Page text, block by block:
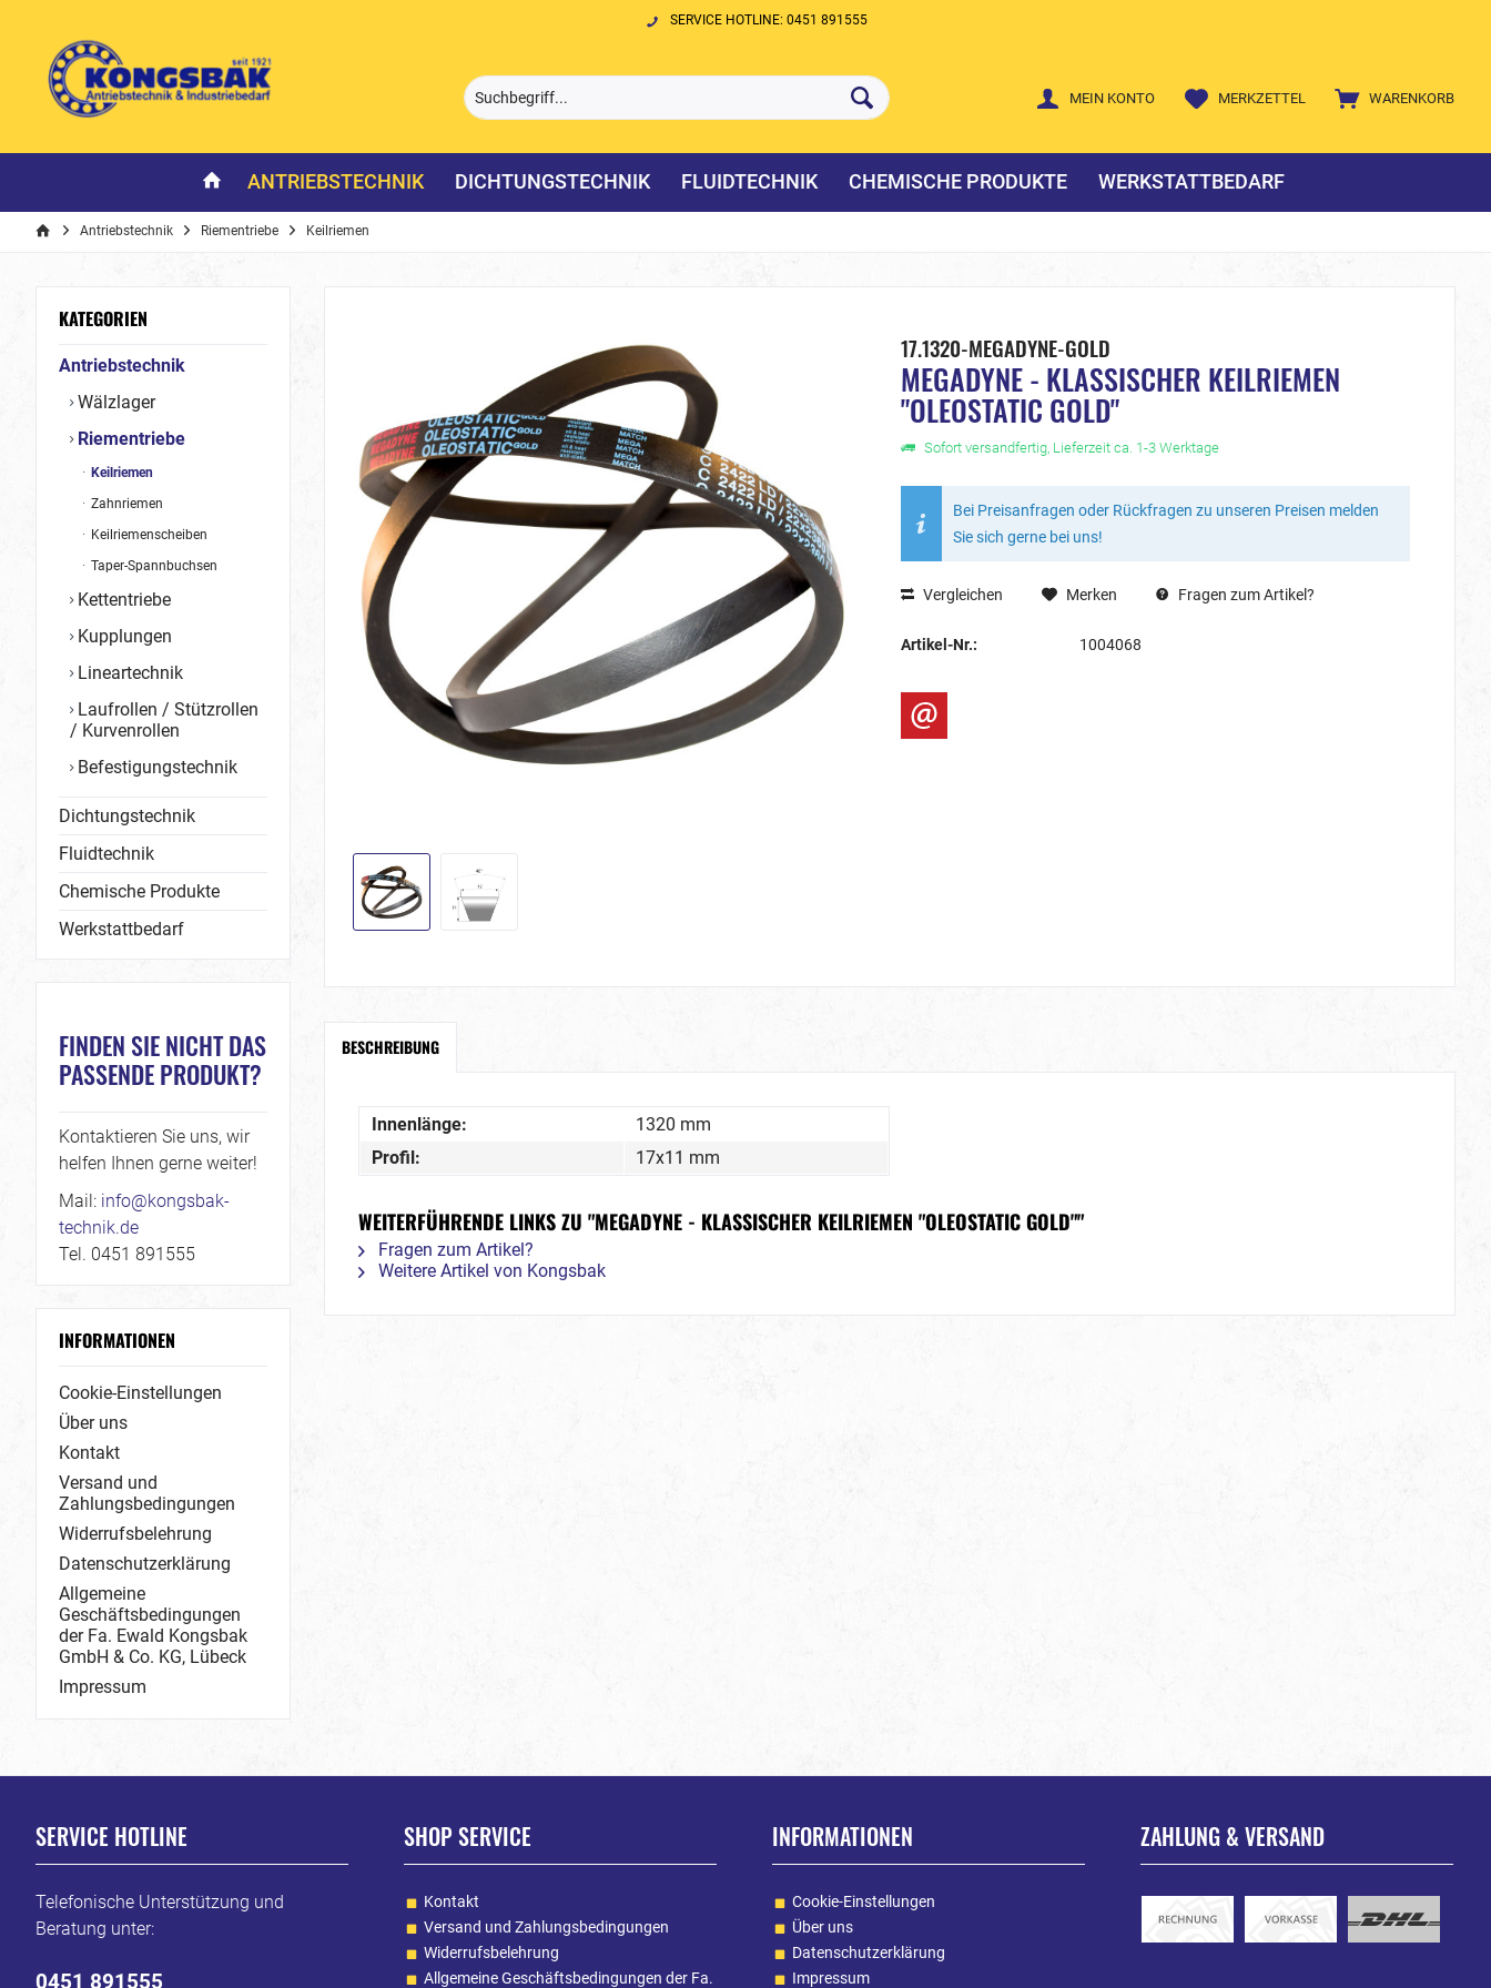
SERVICE HOTLINE: 0451 891555
WARENKORB
MERKZETTEL
MEIN KONTO
ANTRIEBSTECHNIK DICHTUNGSTECHNIK FLUIDTECHNIK CHEMISCHE PRODUKTE WERKSTATTBEDARF
Antriebstechnik Riementriebe Keilriemen
KATEGORIEN
Antriebstechnik
Wälzlager
Riementriebe
Keilriemen
Zahnriemen
Keilriemenscheiben
Taper-Spannbuchsen
Kettentriebe
Kupplungen
Lineartechnik
Laufrollen / Stützrollen
/ Kurvenrollen
Befestigungstechnik
Dichtungstechnik
Fluidtechnik
Chemische Produkte
Werkstattbedarf
FINDEN SIE NICHT DAS
PASSENDE PRODUKT?
Kontaktieren Sie uns, wir
helfen Ihnen gerne weiter!
Mail: info@kongsbak-
technik.de
Tel. 0451 891555
INFORMATIONEN
Cookie-Einstellungen
Über uns
Kontakt
Versand und
Zahlungsbedingungen
Widerrufsbelehrung
Datenschutzerklärung
Allgemeine
Geschäftsbedingungen
der Fa. Ewald Kongsbak
GmbH & Co. KG, Lübeck
Impressum
17.1320-MEGADYNE-GOLD
MEGADYNE - KLASSISCHER KEILRIEMEN
"OLEOSTATIC GOLD"
Sofort versandfertig, Lieferzeit ca. 1-3 Werktage
Bei Preisanfragen oder Rückfragen zu unseren Preisen melden
Sie sich gerne bei uns!
Vergleichen Merken Fragen zum Artikel?
Artikel-Nr.: 1004068
BESCHREIBUNG
Innenlänge:
1320 mm
Profil:
17x11 mm
WEITERFÜHRENDE LINKS ZU "MEGADYNE - KLASSISCHER KEILRIEMEN "OLEOSTATIC GOLD""
Fragen zum Artikel?
Weitere Artikel von Kongsbak
SERVICE HOTLINE
Telefonische Unterstützung und
Beratung unter:
0451 891555
SHOP SERVICE
Kontakt
Versand und Zahlungsbedingungen
Widerrufsbelehrung
Allgemeine Geschäftsbedingungen der Fa.
INFORMATIONEN
Cookie-Einstellungen
Über uns
Datenschutzerklärung
Impressum
ZAHLUNG & VERSAND